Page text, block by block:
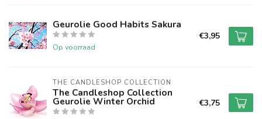
Geurolie Good Habits Sakura
Op voorraad
€3,95
THE CANDLESHOP COLLECTION
The Candleshop Collection
Geurolie Winter Orchid €3,75